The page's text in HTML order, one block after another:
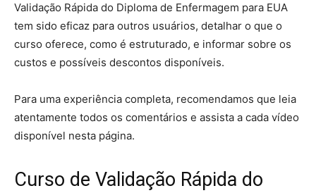
Validação Rápida do Diploma de Enfermagem para EUA
tem sido eficaz para outros usuários, detalhar o que o
curso oferece, como é estruturado, e informar sobre os
custos e possíveis descontos disponíveis.
Para uma experiência completa, recomendamos que leia
atentamente todos os comentários e assista a cada vídeo
disponível nesta página.
Curso de Validação Rápida do